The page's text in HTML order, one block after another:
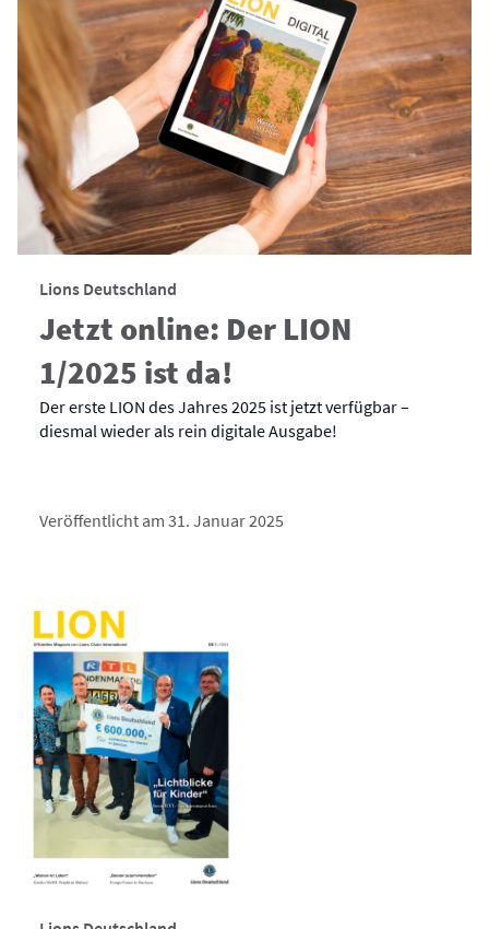
Lions Deutschland
Jetzt online: Der LION
1/2025 ist da!
Der erste LION des Jahres 2025 ist jetzt verfügbar –
diesmal wieder als rein digitale Ausgabe!
Veröffentlicht am 31. Januar 2025